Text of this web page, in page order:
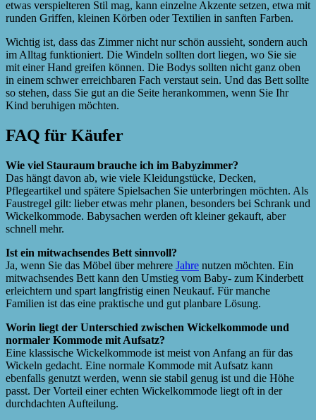
etwas verspielteren Stil mag, kann einzelne Akzente setzen, etwa mit
runden Griffen, kleinen Körben oder Textilien in sanften Farben.
Wichtig ist, dass das Zimmer nicht nur schön aussieht, sondern auch
im Alltag funktioniert. Die Windeln sollten dort liegen, wo Sie sie
mit einer Hand greifen können. Die Bodys sollten nicht ganz oben
in einem schwer erreichbaren Fach verstaut sein. Und das Bett sollte
so stehen, dass Sie gut an die Seite herankommen, wenn Sie Ihr
Kind beruhigen möchten.
FAQ für Käufer
Wie viel Stauraum brauche ich im Babyzimmer?
Das hängt davon ab, wie viele Kleidungstücke, Decken,
Pflegeartikel und spätere Spielsachen Sie unterbringen möchten. Als
Faustregel gilt: lieber etwas mehr planen, besonders bei Schrank und
Wickelkommode. Babysachen werden oft kleiner gekauft, aber
schnell mehr.
Ist ein mitwachsendes Bett sinnvoll?
Ja, wenn Sie das Möbel über mehrere Jahre nutzen möchten. Ein
mitwachsendes Bett kann den Umstieg vom Baby- zum Kinderbett
erleichtern und spart langfristig einen Neukauf. Für manche
Familien ist das eine praktische und gut planbare Lösung.
Worin liegt der Unterschied zwischen Wickelkommode und
normaler Kommode mit Aufsatz?
Eine klassische Wickelkommode ist meist von Anfang an für das
Wickeln gedacht. Eine normale Kommode mit Aufsatz kann
ebenfalls genutzt werden, wenn sie stabil genug ist und die Höhe
passt. Der Vorteil einer echten Wickelkommode liegt oft in der
durchdachten Aufteilung.